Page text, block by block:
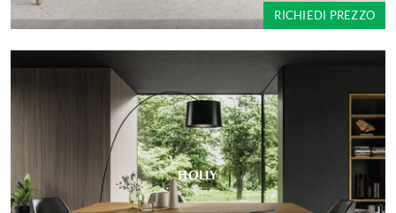
RICHIEDI PREZZO
HOLLY